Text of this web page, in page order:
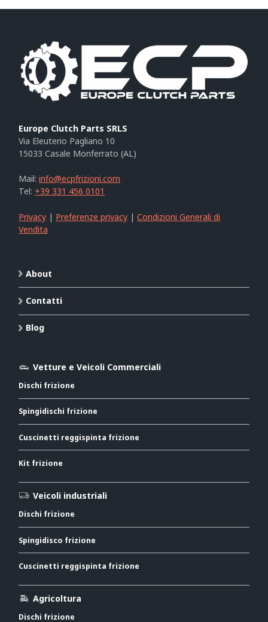
Europe Clutch Parts SRLS
Via Eleuterio Pagliano 10
15033 Casale Monferrato (AL)
Mail:info@ecpfrizioni.com
Tel: +39 331 456 0101
Privacy | Preferenze privacy |Condizioni Generali di
Vendita
About
Contatti
Blog
Vetture e Veicoli Commerciali
Dischi frizione
Spingidischi frizione
Cuscinetti reggispinta frizione
Kit frizione
Veicoli industriali
Dischi frizione
Spingidisco frizione
Cuscinetti reggispinta frizione
Agricoltura
Dischi frizione